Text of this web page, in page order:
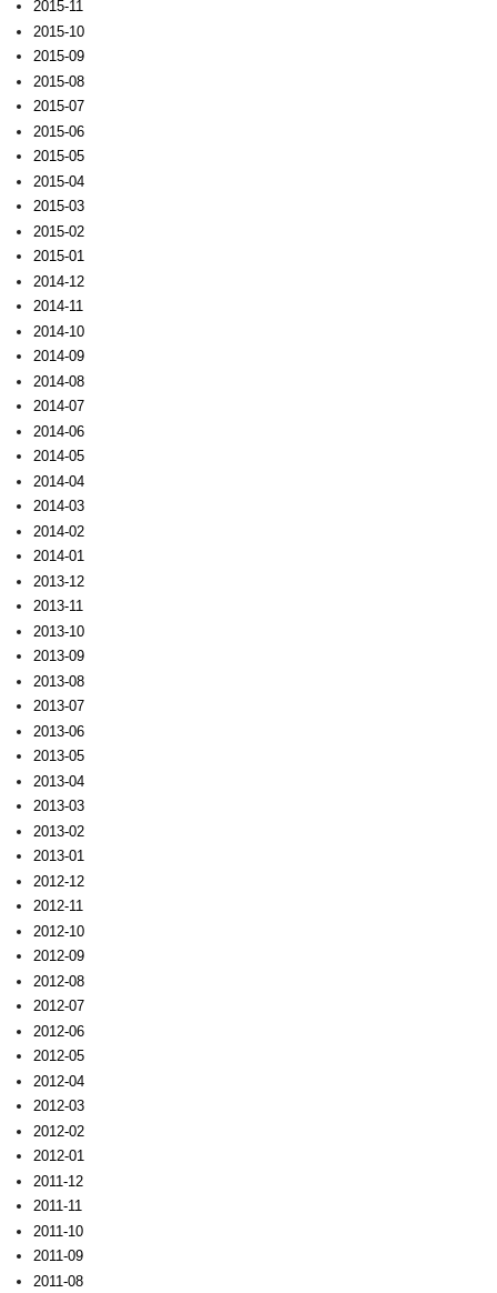
2015-11
2015-10
2015-09
2015-08
2015-07
2015-06
2015-05
2015-04
2015-03
2015-02
2015-01
2014-12
2014-11
2014-10
2014-09
2014-08
2014-07
2014-06
2014-05
2014-04
2014-03
2014-02
2014-01
2013-12
2013-11
2013-10
2013-09
2013-08
2013-07
2013-06
2013-05
2013-04
2013-03
2013-02
2013-01
2012-12
2012-11
2012-10
2012-09
2012-08
2012-07
2012-06
2012-05
2012-04
2012-03
2012-02
2012-01
2011-12
2011-11
2011-10
2011-09
2011-08